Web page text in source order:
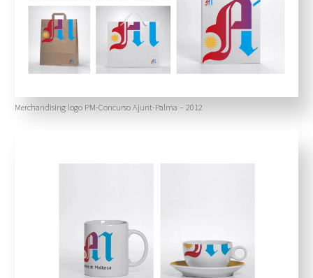
Merchandising logo PM-Concurso Ajunt-Palma – 2012